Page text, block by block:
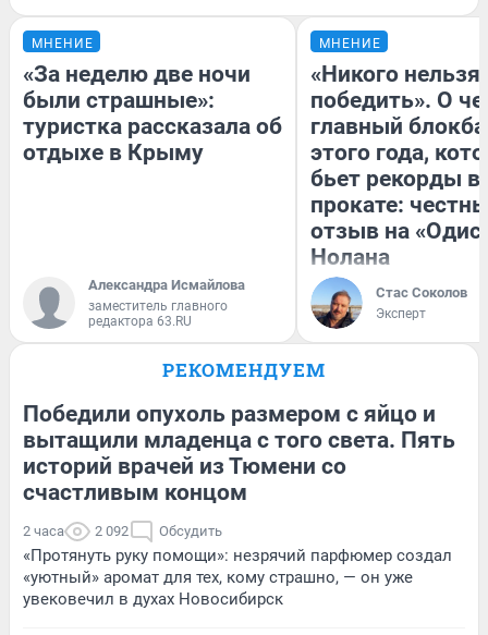
МНЕНИЕ
«За неделю две ночи
были страшные»:
туристка рассказала об
отдыхе в Крыму
Александра Исмайлова
заместитель главного
редактора 63.RU
МНЕНИЕ
«Никого нельзя
победить». О
главный
этого года,
бьет рекорды в
прокате:
отзыв на
Нолана
Стас Соколов
Эксперт
РЕКОМЕНДУЕМ
Победили опухоль размером с яйцо и
вытащили младенца с того света. Пять
историй врачей из Тюмени со
счастливым концом
2 часа 2 092 Обсудить
«Протянуть руку помощи»: незрячий парфюмер создал
«уютный» аромат для тех, кому страшно, — он уже
увековечил в духах Новосибирск